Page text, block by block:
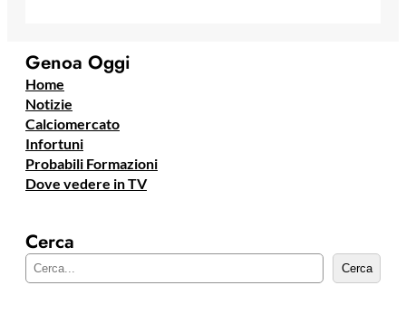
Genoa Oggi
Home
Notizie
Calciomercato
Infortuni
Probabili Formazioni
Dove vedere in TV
Cerca
e
Cerca